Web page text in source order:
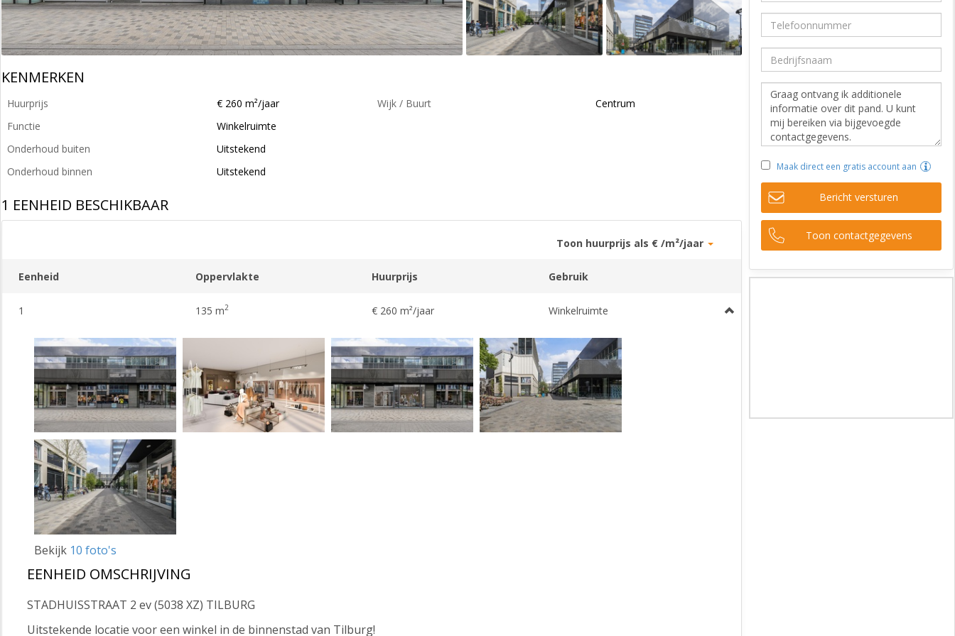
KENMERKEN
Huurprijs
€ 260 m²/jaar
Functie
Winkelruimte
Onderhoud buiten
Uitstekend
Onderhoud binnen
Uitstekend
Wijk / Buurt Centrum
1 EENHEID BESCHIKBAAR
Toon huurprijs als € /m²/jaar
Eenheid Oppervlakte Huurprijs Gebruik
1 135 m2 € 260 m²/jaar Winkelruimte
Bekijk 10 foto's
EENHEID OMSCHRIJVING
STADHUISSTRAAT 2 ev (5038 XZ) TILBURG
Uitstekende locatie voor een winkel in de binnenstad van Tilburg!
Maak direct een gratis account aan
Bericht versturen
Toon contactgegevens